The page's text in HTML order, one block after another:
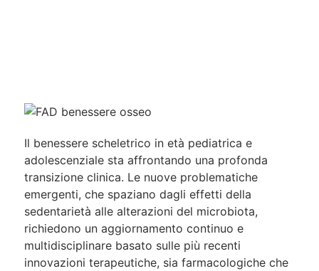
Il benessere scheletrico in età pediatrica e
adolescenziale sta affrontando una profonda
transizione clinica. Le nuove problematiche
emergenti, che spaziano dagli effetti della
sedentarietà alle alterazioni del microbiota,
richiedono un aggiornamento continuo e
multidisciplinare basato sulle più recenti
innovazioni terapeutiche, sia farmacologiche che